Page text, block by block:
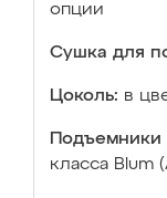
опции
Сушка для
Цоколь: в
Подъемники
класса Blum